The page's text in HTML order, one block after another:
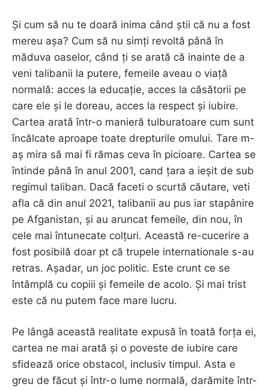
Și cum să nu te doară inima când știi că nu a fost
mereu așa? Cum să nu simți revoltă până în
măduva oaselor, când ți se arată că inainte de a
veni talibanii la putere, femeile aveau o viață
normală: acces la educație, acces la căsătorii pe
care ele și le doreau, acces la respect și iubire.
Cartea arată într-o manieră tulburatoare cum sunt
încălcate aproape toate drepturile omului. Tare m-
aș mira să mai fi rămas ceva în picioare. Cartea se
întinde până în anul 2001, cand țara a ieșit de sub
regimul taliban. Dacă faceti o scurtă căutare, veti
afla că din anul 2021, talibanii au pus iar stapânire
pe Afganistan, și au aruncat femeile, din nou, în
cele mai întunecate colțuri. Această re-cucerire a
fost posibilă doar pt că trupele internationale s-au
retras. Așadar, un joc politic. Este crunt ce se
întâmplă cu copiii și femeile de acolo. Și mai trist
este că nu putem face mare lucru.
Pe lângă această realitate expusă în toată forța ei,
cartea ne mai arată și o poveste de iubire care
sfidează orice obstacol, inclusiv timpul. Asta e
greu de făcut și într-o lume normală, darămite într-